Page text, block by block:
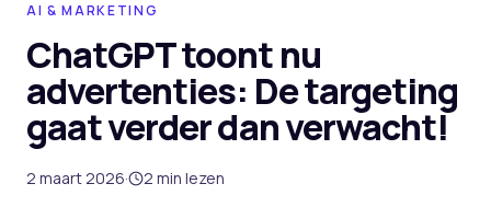
AI Suite
Branches
Cases
AI & MARKETING
ChatGPT toont nu
advertenties: De targeting
gaat verder dan verwacht!
2 maart 2026· 2 min lezen